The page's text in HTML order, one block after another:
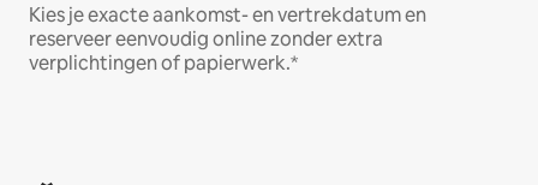
Kies je exacte aankomst- en vertrekdatum en
reserveer eenvoudig online zonder extra
verplichtingen of papierwerk.*